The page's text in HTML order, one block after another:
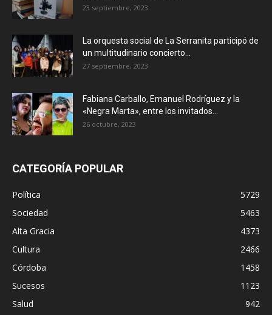
23 septiembre, 2023
La orquesta social de La Serranita participó de
un multitudinario concierto...
27 septiembre, 2023
Fabiana Carballo, Emanuel Rodríguez y la
«Negra Marta», entre los invitados...
26 octubre, 2023
CATEGORÍA POPULAR
Política
5729
Sociedad
5463
Alta Gracia
4373
Cultura
2466
Córdoba
1458
Sucesos
1123
Salud
942